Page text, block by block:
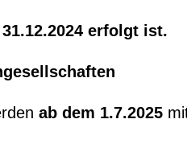
erfolgt ist.
ab dem 1.7.2025